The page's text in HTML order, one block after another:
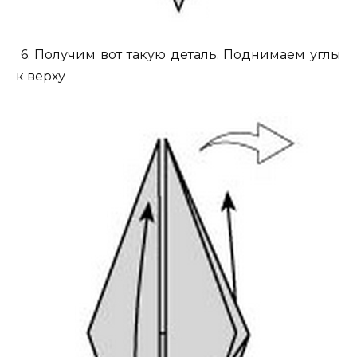
6. Получим вот такую деталь. Поднимаем углы
к верху